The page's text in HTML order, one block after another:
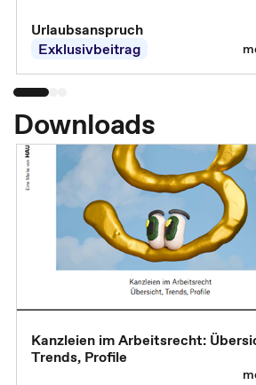
Urlaubsanspruch
Exklusivbeitrag
Downloads
Kanzleien im Arbeitsrecht:
Trends, Profile